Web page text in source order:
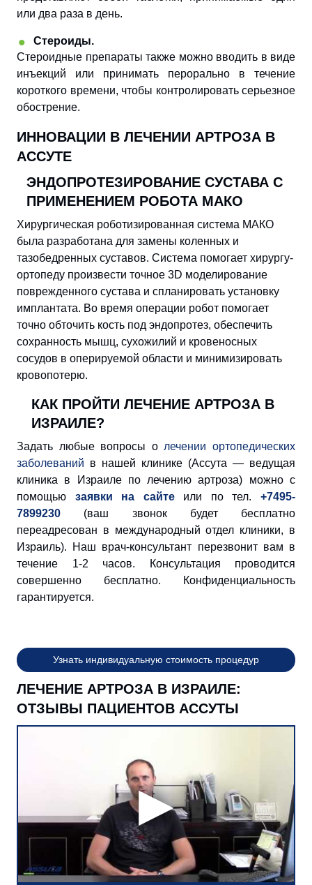
или два раза в день.
Стероиды.
Стероидные препараты также можно вводить в виде
инъекций или принимать перорально в течение
короткого времени, чтобы контролировать серьезное
обострение.
ИННОВАЦИИ В ЛЕЧЕНИИ АРТРОЗА В
АССУТЕ
ЭНДОПРОТЕЗИРОВАНИЕ СУСТАВА С
ПРИМЕНЕНИЕМ РОБОТА МАКО
Хирургическая роботизированная система МАКО
была разработана для замены коленных и
тазобедренных суставов. Система помогает хирургу-
ортопеду произвести точное 3D моделирование
поврежденного сустава и спланировать установку
имплантата. Во время операции робот помогает
точно обточить кость под эндопротез, обеспечить
сохранность мышц, сухожилий и кровеносных
сосудов в оперируемой области и минимизировать
кровопотерю.
КАК ПРОЙТИ ЛЕЧЕНИЕ АРТРОЗА В
ИЗРАИЛЕ?
Задать любые вопросы о лечении ортопедических
заболеваний в нашей клинике (Ассута — ведущая
клиника в Израиле по лечению артроза) можно с
помощью заявки на сайте или по тел.
+7495-
7899230
(ваш звонок будет бесплатно
переадресован в международный отдел клиники, в
Израиль). Наш врач-консультант перезвонит вам в
течение 1-2 часов. Консультация проводится
совершенно бесплатно. Конфиденциальность
гарантируется.
Узнать индивидуальную стоимость процедур
ЛЕЧЕНИЕ АРТРОЗА В ИЗРАИЛЕ:
ОТЗЫВЫ ПАЦИЕНТОВ АССУТЫ